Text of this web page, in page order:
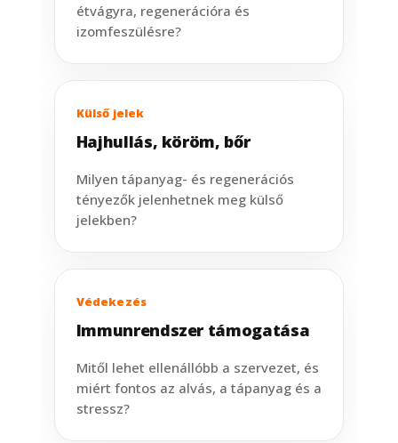
étvágyra, regenerációra és
izomfeszülésre?
Külső jelek
Hajhullás, köröm, bőr
Milyen tápanyag- és regenerációs
tényezők jelenhetnek meg külső
jelekben?
Védekezés
Immunrendszer támogatása
Mitől lehet ellenállóbb a szervezet, és
miért fontos az alvás, a tápanyag és a
stressz?